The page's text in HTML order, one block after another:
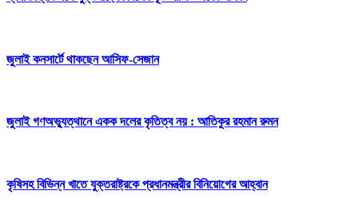
জুলাই কনসার্টে থাকছেন আসিফ-সেজান
জুলাই গণঅভ্যুত্থানে একক দলের কৃতিত্ব নয় : আতিকুর রহমান রুমন
কৃষিসহ বিভিন্ন খাতে যুক্তরাষ্ট্রকে প্রধানমন্ত্রীর বিনিয়োগের আহ্বান